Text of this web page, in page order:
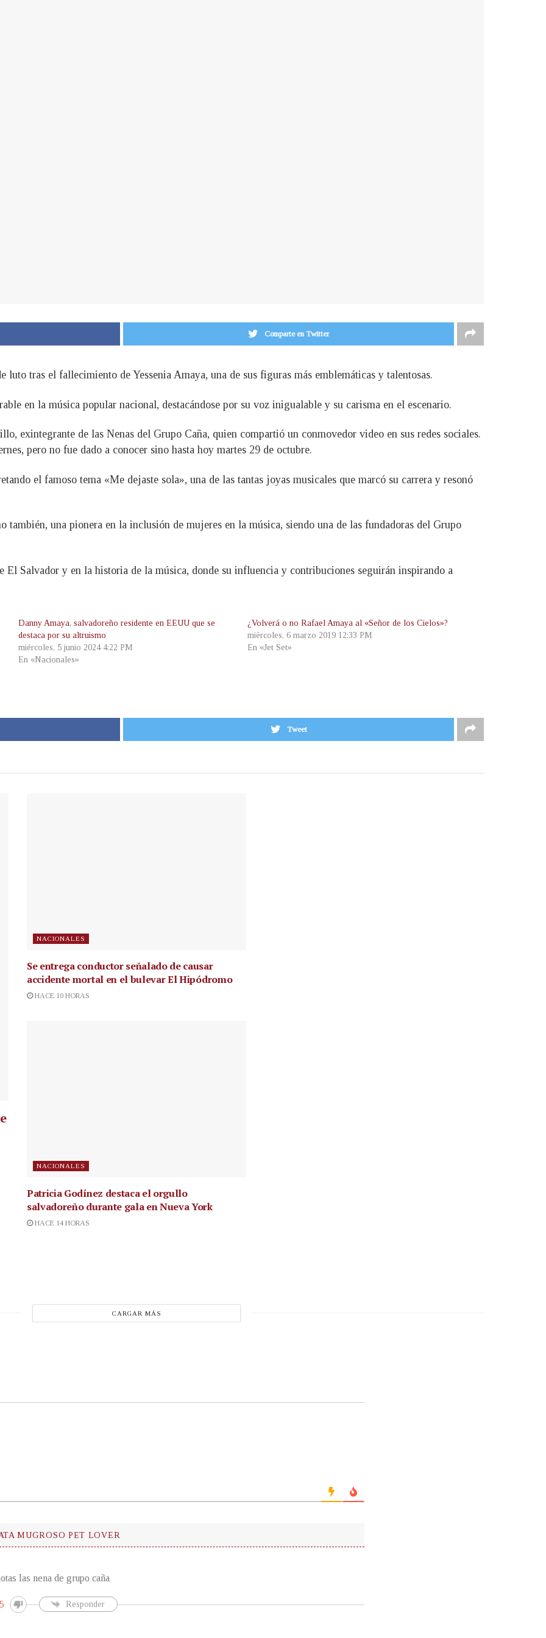
Comparte en Twitter
luto tras el fallecimiento de Yessenia Amaya, una de sus figuras más emblemáticas y talentosas.
en la música popular nacional, destacándose por su voz inigualable y su carisma en el escenario.
exintegrante de las Nenas del Grupo Caña, quien compartió un conmovedor video en sus redes sociales.
pero no fue dado a conocer sino hasta hoy martes 29 de octubre.
el famoso tema «Me dejaste sola», una de las tantas joyas musicales que marcó su carrera y resonó
también, una pionera en la inclusión de mujeres en la música, siendo una de las fundadoras del Grupo
El Salvador y en la historia de la música, donde su influencia y contribuciones seguirán inspirando a
Danny Amaya, salvadoreño residente en EEUU que se
destaca por su altruismo
miércoles, 5 junio 2024 4:22 PM
En «Nacionales»
¿Volverá o no Rafael Amaya al «Señor de los Cielos»?
miércoles, 6 marzo 2019 12:33 PM
En «Jet Set»
Tweet
NACIONALES
Se entrega conductor señalado de causar
accidente mortal en el bulevar El Hipódromo
HACE 10 HORAS
NACIONALES
Patricia Godínez destaca el orgullo
salvadoreño durante gala en Nueva York
HACE 14 HORAS
CARGAR MÁS
MUGROSO PET LOVER
las nena de grupo caña
Responder